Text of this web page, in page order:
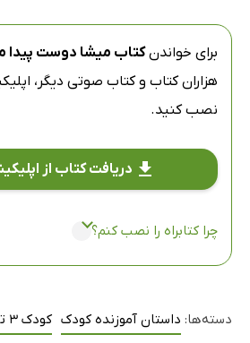
برای خواندنکتاب میشا دوست پیدا
هزاران کتاب و کتاب صوتی دیگر،
نصب کنید.
دریافت کتاب از
چرا کتابراه را نصب کنم؟
دسته‌ها: داستان آموزنده کودک کودک 3 تا 5 سال